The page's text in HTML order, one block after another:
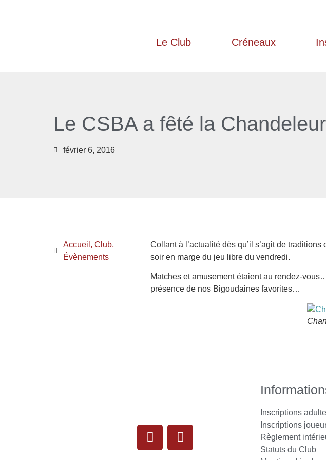
Le Club Créneaux
Le CSBA a fêté la Chandeleur
février 6, 2016
Accueil ,Club,
Évènements
Collant à l’actualité dès qu’il s’agit de
soir en marge du jeu libre du vendredi.
Matches et amusement étaient au rendez-
présence de nos Bigoudaines favorites…
Inscriptions
Inscriptions
Règlement
Statuts du Club